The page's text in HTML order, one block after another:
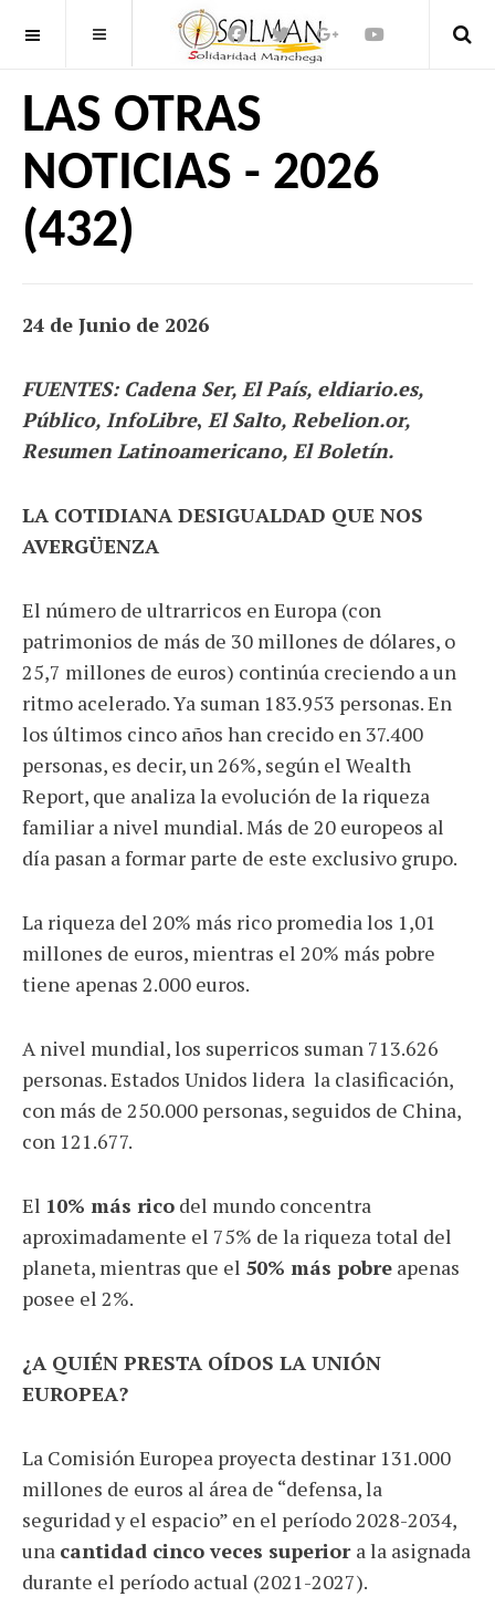
OFF CANVAS
LAS OTRAS
NOTICIAS - 2026
(432)
24 de Junio de 2026
FUENTES: Cadena Ser, El País, eldiario.es,
Público, InfoLibre, El Salto, Rebelion.or,
Resumen Latinoamericano, El Boletín.
LA COTIDIANA DESIGUALDAD QUE NOS
AVERGÜENZA
El número de ultrarricos en Europa (con
patrimonios de más de 30 millones de dólares, o
25,7 millones de euros) continúa creciendo a un
ritmo acelerado. Ya suman 183.953 personas. En
los últimos cinco años han crecido en 37.400
personas, es decir, un 26%, según el Wealth
Report, que analiza la evolución de la riqueza
familiar a nivel mundial. Más de 20 europeos al
día pasan a formar parte de este exclusivo grupo.
La riqueza del 20% más rico promedia los 1,01
millones de euros, mientras el 20% más pobre
tiene apenas 2.000 euros.
A nivel mundial, los superricos suman 713.626
personas. Estados Unidos lidera la clasificación,
con más de 250.000 personas, seguidos de China,
con 121.677.
El 10% más rico del mundo concentra
aproximadamente el 75% de la riqueza total del
planeta, mientras que el 50% más pobre apenas
posee el 2%.
¿A QUIÉN PRESTA OÍDOS LA UNIÓN
EUROPEA?
La Comisión Europea proyecta destinar 131.000
millones de euros al área de “defensa, la
seguridad y el espacio” en el período 2028-2034,
una cantidad cinco veces superior a la asignada
durante el período actual (2021-2027).